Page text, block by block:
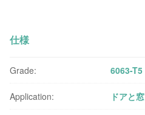
仕様
Grade: 6063-T5
Application: ドアと窓